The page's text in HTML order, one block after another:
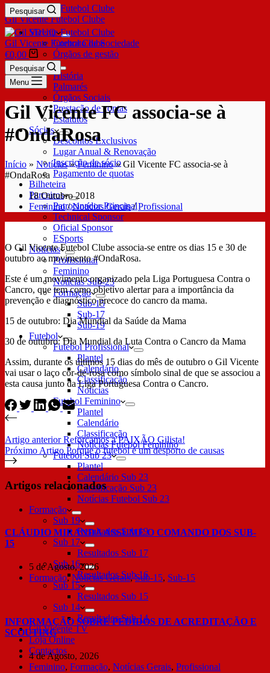
Gil Vicente Futebol Clube
Pesquisar
SDUQ
Contrato de Sociedade
Órgãos de gestão
Clube
História
Palmarés
Órgãos Sociais
Prestação de contas
Estatutos
Sócios
Descontos Exclusivos
Lugar Anual & Renovação
Inscrição de sócio
Pagamento de quotas
Bilheteira
Parceiros
Patrocinador Principal
Technical Sponsor
Oficial Sponsor
ESports
Notícias
Profissional
Feminino
Notícias Sub-23
Formação
Sub-15
Sub-17
Sub-19
Futebol
Futebol Profissional
Plantel
Calendário
Classificação
Notícias
Futebol Feminino
Plantel
Calendário
Classificação
Notícias Futebol Feminino
Futebol Sub 23
Plantel
Calendário Sub 23
Classificação Sub 23
Notícias Futebol Sub 23
Formação
Sub 19
Resultados Sub 19
Sub 17
Resultados Sub 17
Sub 16
Resultados Sub 16
Sub 15
Resultados Sub 15
Sub 14
Resultados Sub 14
Gil Vicente TV
Loja Online
Contactos
Gil Vicente Futebol Clube
€0,00
Pesquisar
Menu
Gil Vicente FC associa-se à
#OndaRosa
Início » Notícias»Feminino»Gil Vicente FC associa-se à
#OndaRosa
18 Outubro 2018
Feminino/Notícias Gerais/Profissional
O Gil Vicente Futebol Clube associa-se entre os dias 15 e 30 de
outubro ao movimento #OndaRosa.
Este é um movimento organizado pela Liga Portuguesa Contra o
Cancro, que tem como objetivo alertar para a importância da
prevenção e diagnóstico precoce do cancro da mama.
15 de outubro: Dia Mundial da Saúde da Mama
30 de outubro: Dia Mundial da Luta Contra o Cancro da Mama
Assim, durante os últimos 15 dias do mês de outubro o Gil Vicente
vai usar o laço cor-de-rosa como símbolo sinal de que se associou a
esta causa junto da Liga Portuguesa Contra o Cancro.
Artigo anteriorReforçamos a PAIXÃO Gilista!
Próximo Artigo Porque o futebol é um desporto de causas
Artigos relacionados
CLÁUDIO MIRANDA ASSUME O COMANDO DOS SUB-
15
5 de Agosto, 2026
Formação,Notícias Gerais,Sub-15, Sub-15
INFORMAÇÃO SOBRE PEDIDOS DE ACREDITAÇÃO E
SCOUTING
4 de Agosto, 2026
Feminino, Formação, Notícias Gerais, Profissional